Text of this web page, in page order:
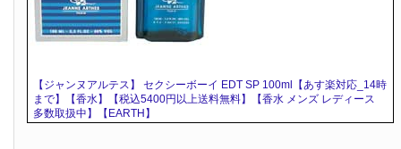
【ジャンヌアルテス】 セクシーボーイ EDT SP 100ml【あす楽対応_14時
まで】【香水】【税込5400円以上送料無料】【香水 メンズ レディース
多数取扱中】【EARTH】